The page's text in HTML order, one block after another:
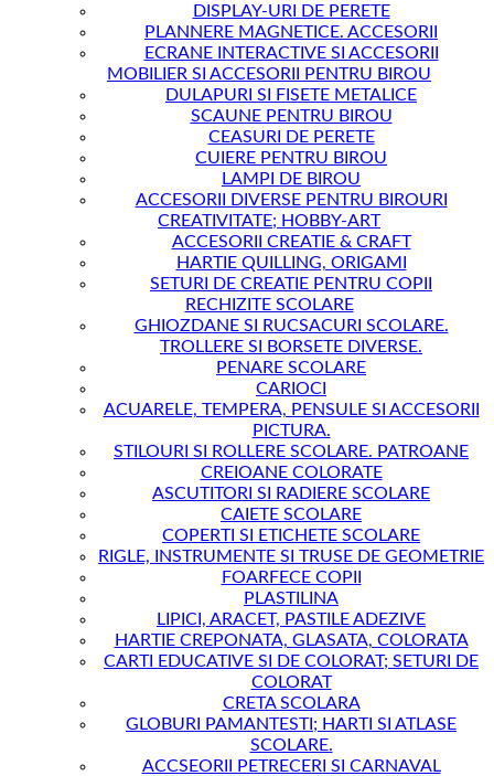
DISPLAY-URI DE PERETE
PLANNERE MAGNETICE. ACCESORII
ECRANE INTERACTIVE SI ACCESORII
MOBILIER SI ACCESORII PENTRU BIROU
DULAPURI SI FISETE METALICE
SCAUNE PENTRU BIROU
CEASURI DE PERETE
CUIERE PENTRU BIROU
LAMPI DE BIROU
ACCESORII DIVERSE PENTRU BIROURI
CREATIVITATE; HOBBY-ART
ACCESORII CREATIE & CRAFT
HARTIE QUILLING, ORIGAMI
SETURI DE CREATIE PENTRU COPII
RECHIZITE SCOLARE
GHIOZDANE SI RUCSACURI SCOLARE.
TROLLERE SI BORSETE DIVERSE.
PENARE SCOLARE
CARIOCI
ACUARELE, TEMPERA, PENSULE SI ACCESORII
PICTURA.
STILOURI SI ROLLERE SCOLARE. PATROANE
CREIOANE COLORATE
ASCUTITORI SI RADIERE SCOLARE
CAIETE SCOLARE
COPERTI SI ETICHETE SCOLARE
RIGLE, INSTRUMENTE SI TRUSE DE GEOMETRIE
FOARFECE COPII
PLASTILINA
LIPICI, ARACET, PASTILE ADEZIVE
HARTIE CREPONATA, GLASATA, COLORATA
CARTI EDUCATIVE SI DE COLORAT; SETURI DE
COLORAT
CRETA SCOLARA
GLOBURI PAMANTESTI; HARTI SI ATLASE
SCOLARE.
ACCSEORII PETRECERI SI CARNAVAL